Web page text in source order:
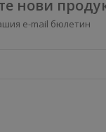
нови
e-mail бюлетин